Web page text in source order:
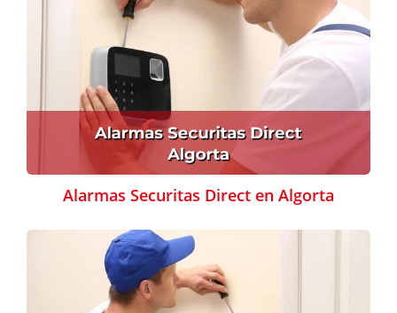
Alarmas Securitas Direct en Algorta